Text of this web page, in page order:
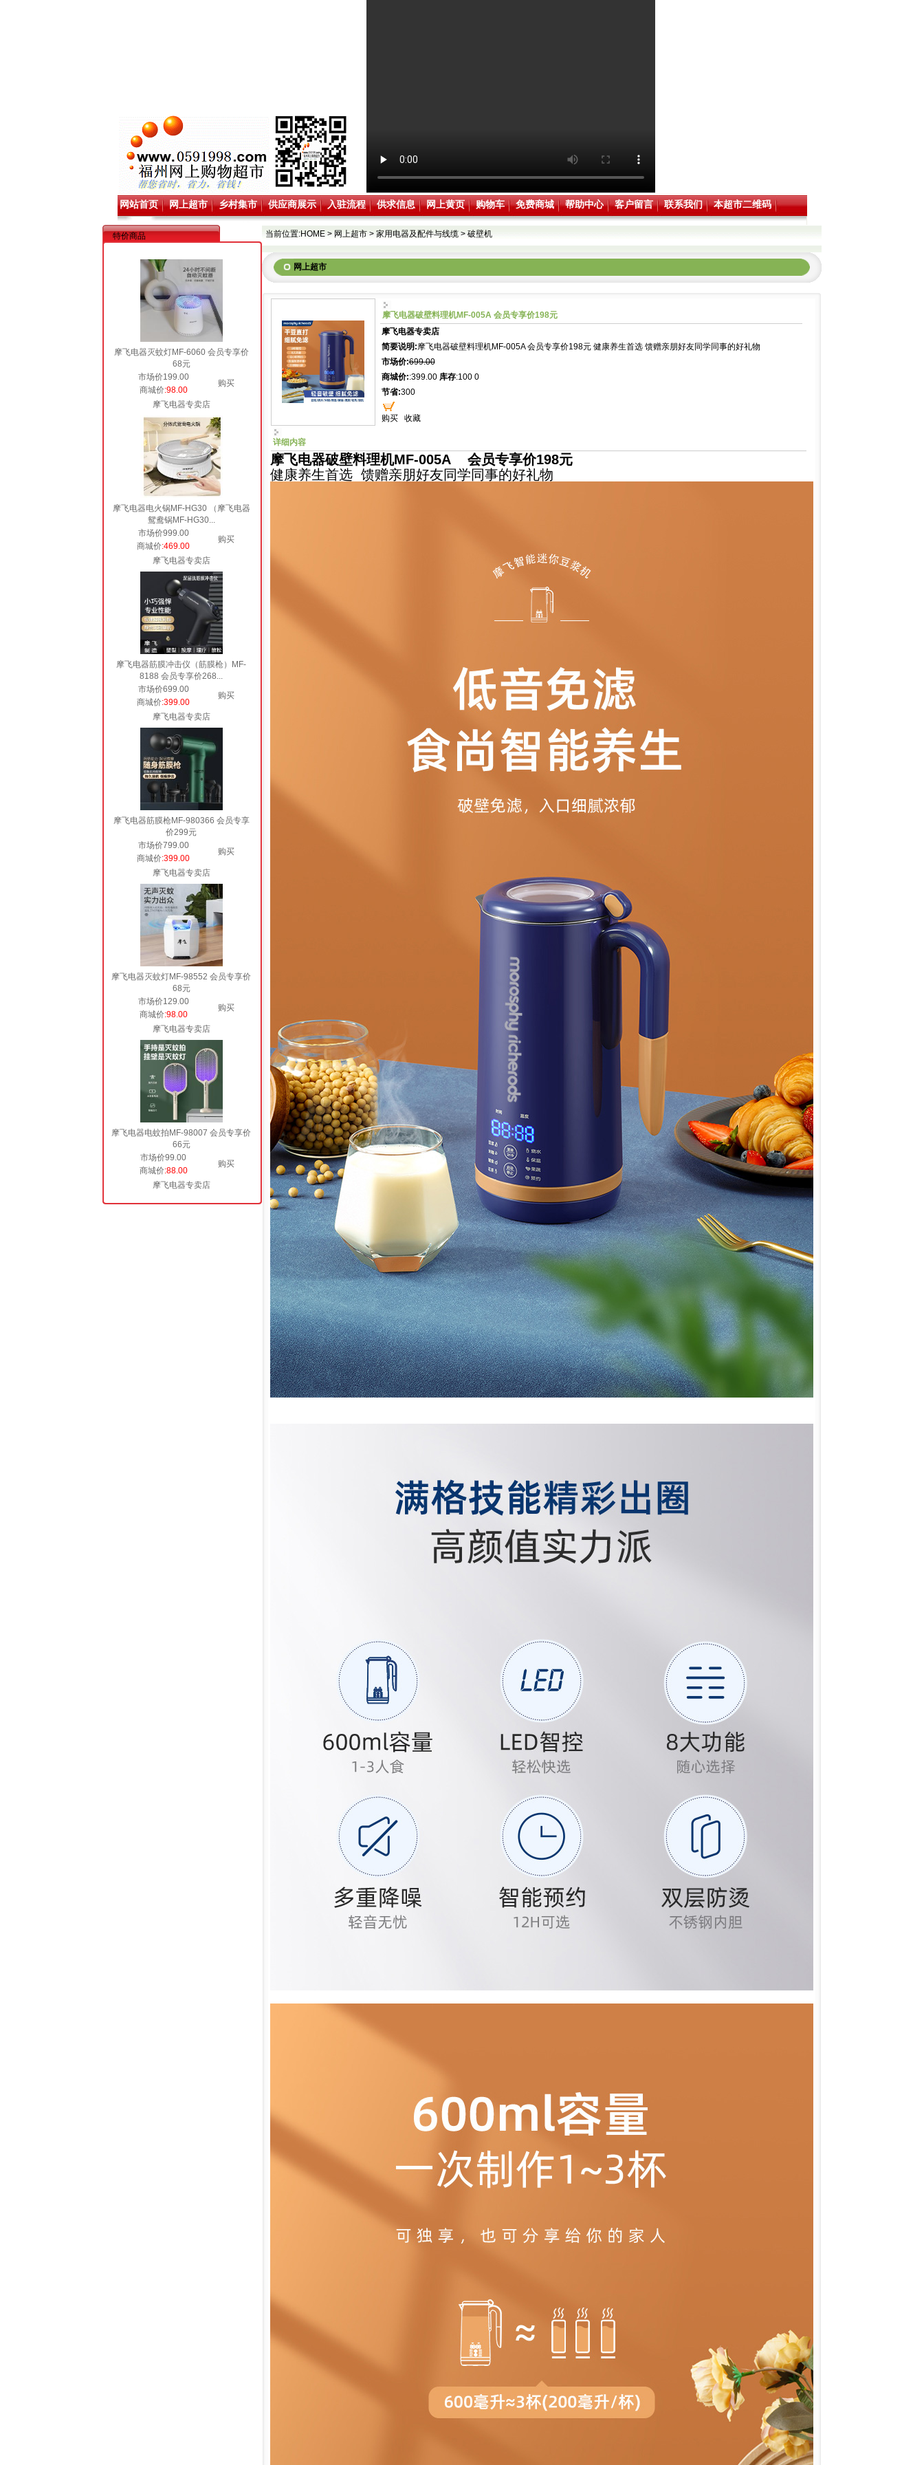
网站首页 网上超市 乡村集市 供应商展示 入驻流程 供求信息 网上黄页 购物车 免费商城 帮助中心 客户留言 联系我们 本超市二维码
特价商品
摩飞电器灭蚊灯MF-6060 会员专享价
68元
市场价199.00
购买
商城价:98.00
摩飞电器专卖店
摩飞电器电火锅MF-HG30 （摩飞电器
鸳鸯锅MF-HG30...
市场价999.00
购买
商城价:469.00
摩飞电器专卖店
摩飞电器筋膜冲击仪（筋膜枪）MF-
8188 会员专享价268...
市场价699.00
购买
商城价:399.00
摩飞电器专卖店
摩飞电器筋膜枪MF-980366 会员专享
价299元
市场价799.00
购买
商城价:399.00
摩飞电器专卖店
摩飞电器灭蚊灯MF-98552 会员专享价
68元
市场价129.00
购买
商城价:98.00
摩飞电器专卖店
摩飞电器电蚊拍MF-98007 会员专享价
66元
市场价99.00
购买
商城价:88.00
摩飞电器专卖店
当前位置:HOME > 网上超市 > 家用电器及配件与线缆 > 破壁机
网上超市
摩飞电器破壁料理机MF-005A 会员专享价198元
摩飞电器专卖店
简要说明:摩飞电器破壁料理机MF-005A 会员专享价198元 健康养生首选 馈赠亲朋好友同学同事的好礼物
市场价:699.00
商城价::399.00 库存:100 0
节省:300
购买 收藏
详细内容
摩飞电器破壁料理机MF-005A 会员专享价198元
健康养生首选 馈赠亲朋好友同学同事的好礼物